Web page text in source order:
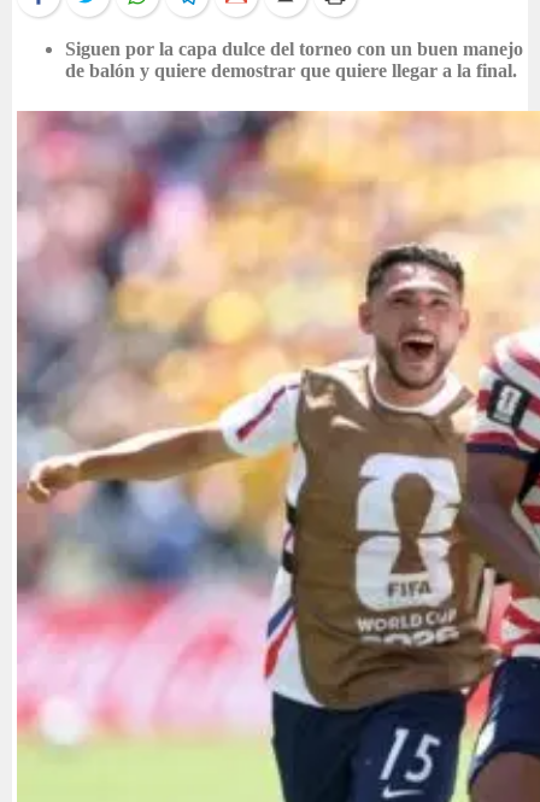
Siguen por la capa dulce del torneo con un buen manejo
de balón y quiere demostrar que quiere llegar a la final.